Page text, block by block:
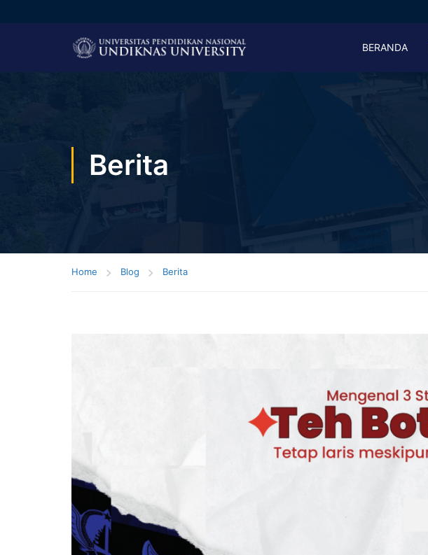
BERANDA
Berita
Home Blog Berita